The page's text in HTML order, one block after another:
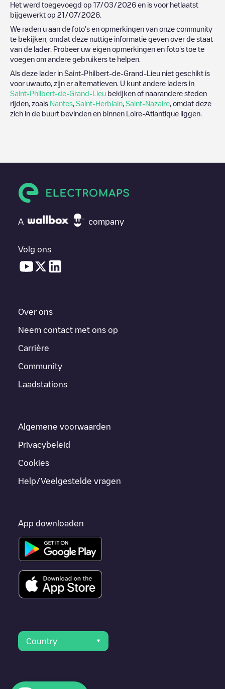
Het werd toegevoegd op 17/03/2026 en is voor hetlaatst
bijgewerkt op 21/07/2026
We raden u aan de foto's en opmerkingen van onze community
te bekijken, omdat deze nuttige informatie geven over de staat
van de lader. Probeer uw eigen opmerkingen en foto's toe te
voegen om andere gebruikers te helpen.
Als deze lader in Saint-Philbert-de-Grand-Lieu niet geschikt is
voor uwauto, zijn er alternatieven. U kunt andere laders in
Saint-Philbert-de-Grand-Lieu bekijken of naarandere steden
rijden, zoals Nantes Saint-Herblain Saint-Nazaire , omdat deze
zich in de buurt bevinden en binnen Loire-Atlantique liggen.
A company
Volg ons
Over ons
Neem contact met ons op
Carrière
Community
Laadstations
Algemene voorwaarden
Privacybeleid
Cookies
Help/Veelgestelde vragen
App downloaden
Country